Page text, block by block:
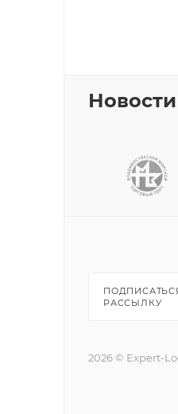
Новости
РАССЫЛКУ
2026 © Expert-